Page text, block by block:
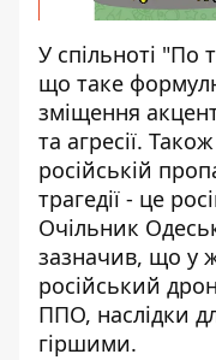
У спільноті "По
що таке
зміщення
та агресії.
російській
трагедії - це
Очільник
зазначив, що у
російський
ППО, наслідки
гіршими.